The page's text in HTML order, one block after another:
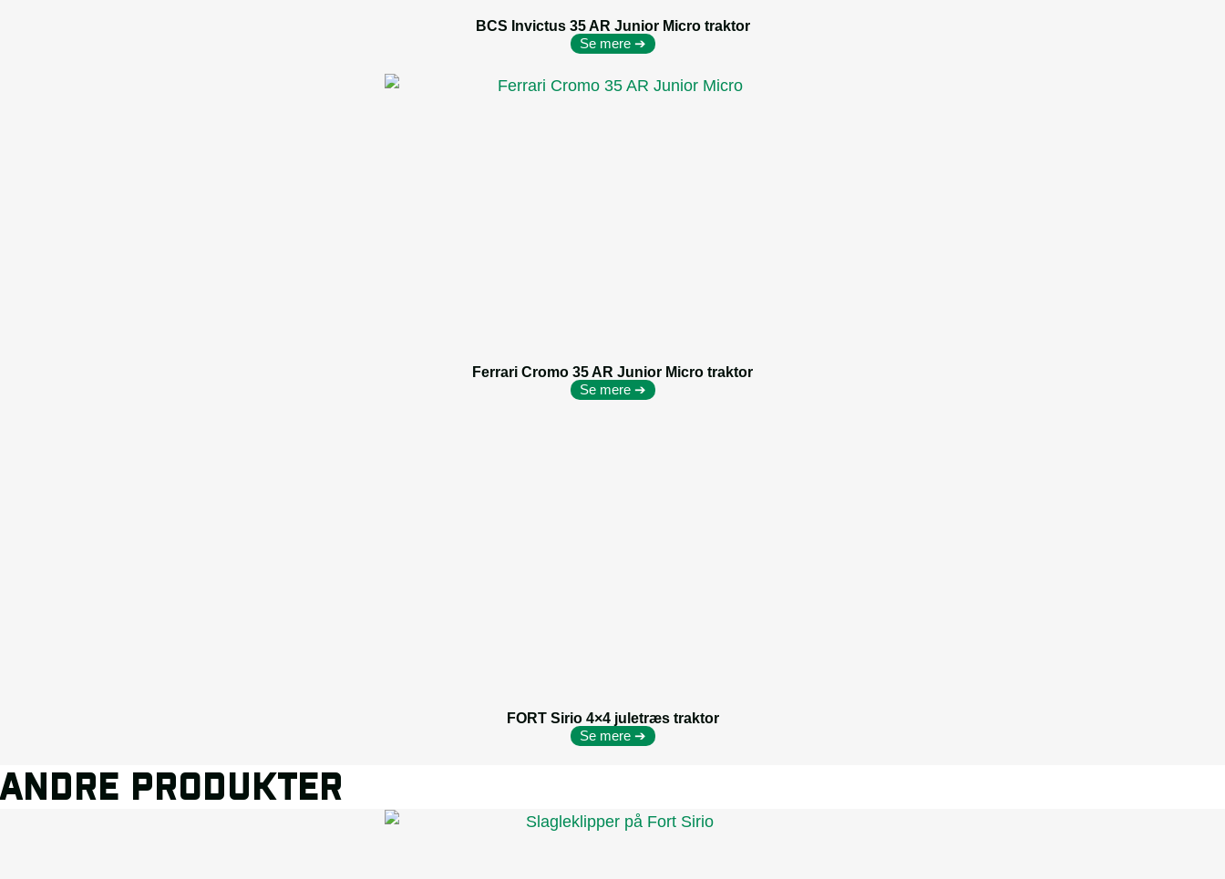
BCS Invictus 35 AR Junior Micro traktor
Se mere ➔
Ferrari Cromo 35 AR Junior Micro traktor
Se mere ➔
FORT Sirio 4×4 juletræs traktor
Se mere ➔
ANDRE PRODUKTER